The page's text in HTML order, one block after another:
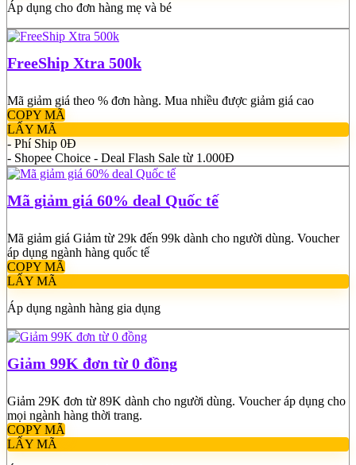
Áp dụng cho đơn hàng mẹ và bé
FreeShip Xtra 500k
Mã giảm giá theo % đơn hàng. Mua nhiều được giảm giá cao
COPY MÃ
LẤY MÃ
- Phí Ship 0Đ
- Shopee Choice - Deal Flash Sale từ 1.000Đ
Mã giảm giá 60% deal Quốc tế
Mã giảm giá Giảm từ 29k đến 99k dành cho người dùng. Voucher
áp dụng ngành hàng quốc tế
COPY MÃ
LẤY MÃ
Áp dụng ngành hàng gia dụng
Giảm 99K đơn từ 0 đồng
Giảm 29K đơn từ 89K dành cho người dùng. Voucher áp dụng cho
mọi ngành hàng thời trang.
COPY MÃ
LẤY MÃ